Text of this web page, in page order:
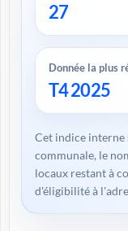
27
Donnée la plus
T4 2025
Cet indice
communale, le
locaux restant à
d'éligibilité à